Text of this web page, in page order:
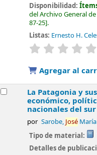
Disponibilidad:
del Archivo General
87-25 .
Listas: Ernesto H.
valoración
Agregar al
La Patagonia y
económico,
nacionales del sur
por Sarobe, JoséMaría
Tipo de material:
Detalles de